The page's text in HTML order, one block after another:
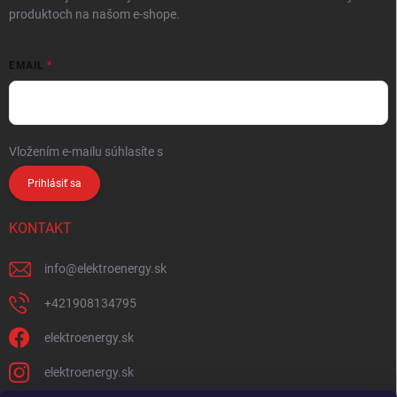
produktoch na našom e-shope.
EMAIL
Vložením e-mailu súhlasíte s
Prihlásiť sa
KONTAKT
info@elektroenergy.sk
+421908134795
elektroenergy.sk
elektroenergy.sk